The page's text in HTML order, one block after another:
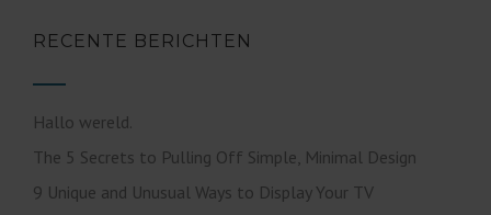
RECENTE BERICHTEN
Hallo wereld.
The 5 Secrets to Pulling Off Simple, Minimal Design
9 Unique and Unusual Ways to Display Your TV